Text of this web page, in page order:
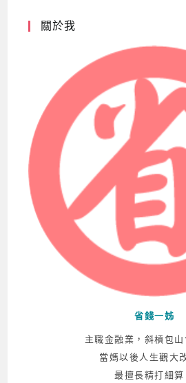
關於我
省錢一姊
主職金融業，斜槓包山
當媽以後人生觀大
最擅長精打細算